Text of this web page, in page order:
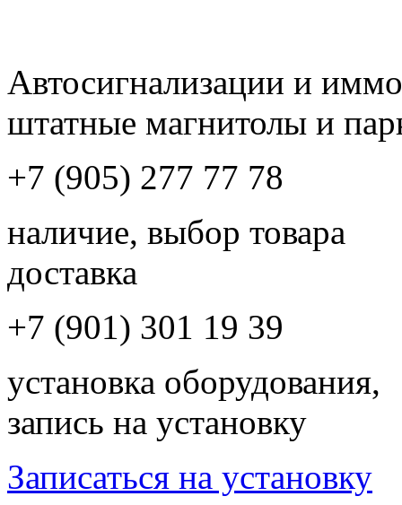
Автосигнализации и
штатные магнитолы и
+7 (905) 277 77 78
наличие, выбор товара
доставка
+7 (901) 301 19 39
установка оборудования,
запись на установку
Записаться на установку